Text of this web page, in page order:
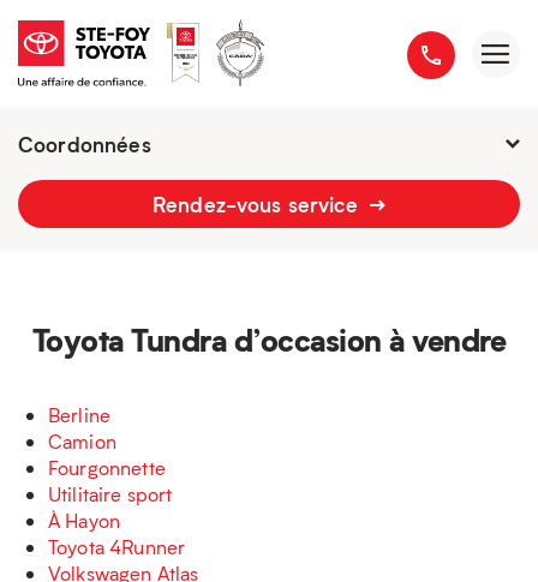
Coordonnées
Fermé : Ouverture-
Rendez-vous service
Toyota Tundra d’occasion à vendre
Berline
Camion
Fourgonnette
Utilitaire sport
À Hayon
Toyota 4Runner
Volkswagen Atlas